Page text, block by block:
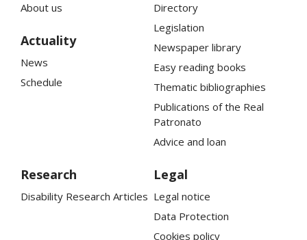
About us
Actuality
News
Schedule
Directory
Legislation
Newspaper library
Easy reading books
Thematic bibliographies
Publications of the Real
Patronato
Advice and loan
Research
Disability Research Articles
Legal
Legal notice
Data Protection
Cookies policy